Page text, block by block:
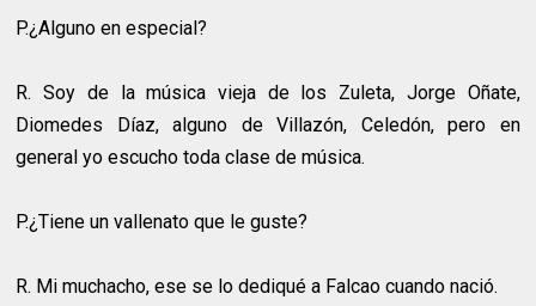
P.¿Alguno en especial?
R.Soy de la música vieja de los Zuleta, Jorge Oñate,
Diomedes Díaz, alguno de Villazón, Celedón, pero en
general yo escucho toda clase de música.
P.¿Tiene un vallenato que le guste?
R. Mi muchacho, ese se lo dediqué a Falcao cuando nació.